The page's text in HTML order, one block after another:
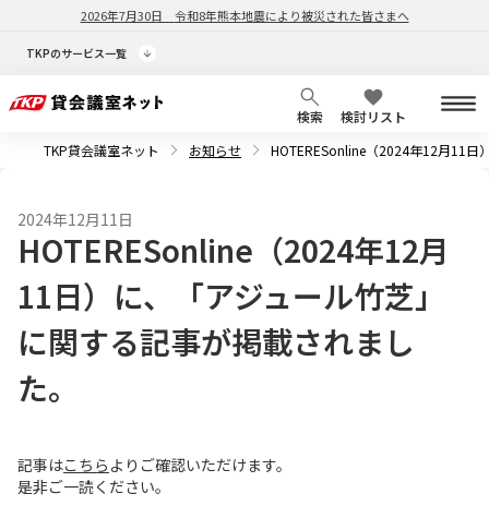
2026年7月30日 令和8年熊本地震により被災された皆さまへ
TKPのサービス一覧
検索
検討リスト
TKP貸会議室ネット
お知らせ HOTERESonline（2024年12月11日
2024年12月11日
HOTERESonline（2024年12月
11日）に、「アジュール竹芝」
に関する記事が掲載されまし
た。
記事はこちら よりご確認いただけます。
是非ご一読ください。